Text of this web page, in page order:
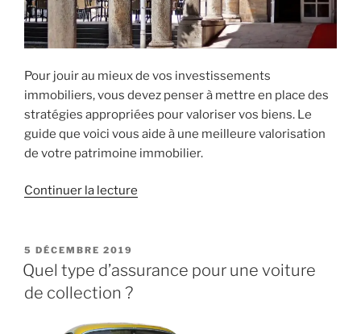
Pour jouir au mieux de vos investissements
immobiliers, vous devez penser à mettre en place des
stratégies appropriées pour valoriser vos biens. Le
guide que voici vous aide à une meilleure valorisation
de votre patrimoine immobilier.
Continuer la lecture
la
patrimoine
PUBLIÉ
LE
5 DÉCEMBRE 2019
Quel type d’assurance pour une voiture
de collection ?